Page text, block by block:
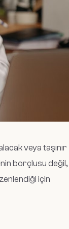
veya taşınır
borçlusu değil,
için